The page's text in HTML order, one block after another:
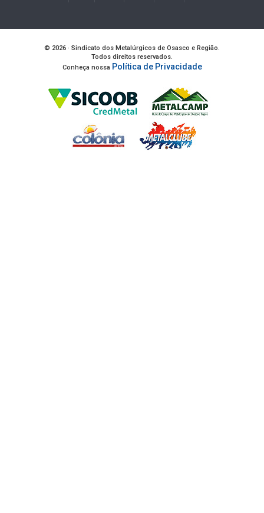
© 2026 · Sindicato dos Metalúrgicos de Osasco e Região.
Todos direitos reservados.
Conheça nossa Política de Privacidade